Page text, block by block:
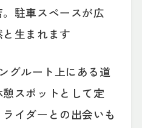
駐車スペースが広
生まれます
グルート上にある道
スポットとして定
イダーとの出会いも